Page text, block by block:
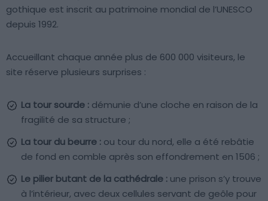
gothique est inscrit au patrimoine mondial de l’UNESCO
depuis 1992.
Accueillant chaque année plus de 600 000 visiteurs, le
site réserve plusieurs surprises :
La tour sourde : démunie d’une cloche en raison de la
fragilité de sa structure ;
La tour du beurre : ou tour du nord, elle a été rebâtie
de fond en comble après son effondrement en 1506 ;
Le pilier butant de la cathédrale : une prison s’y trouve
à l’intérieur, avec deux cellules servant de geôle pour